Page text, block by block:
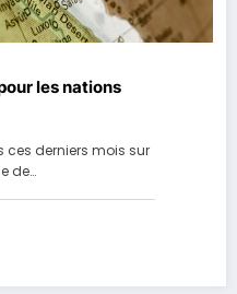
les nations
ces derniers mois sur
de…